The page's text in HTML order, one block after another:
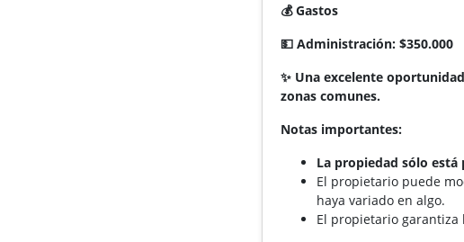
💰 Gastos
💵 Administración: $350.000
✨ Una excelente
zonas comunes.
Notas importantes:
La propiedad sólo está
El propietario puede
haya variado en algo.
El propietario